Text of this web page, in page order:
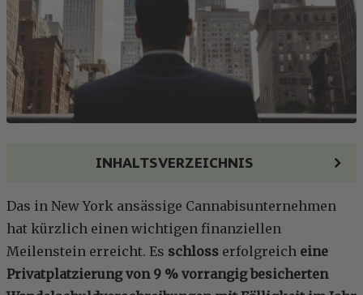
INHALTSVERZEICHNIS
Das in New York ansässige Cannabisunternehmen
hat kürzlich einen wichtigen finanziellen
Meilenstein erreicht. Es schloss erfolgreich eine
Privatplatzierung von 9 % vorrangig besicherten